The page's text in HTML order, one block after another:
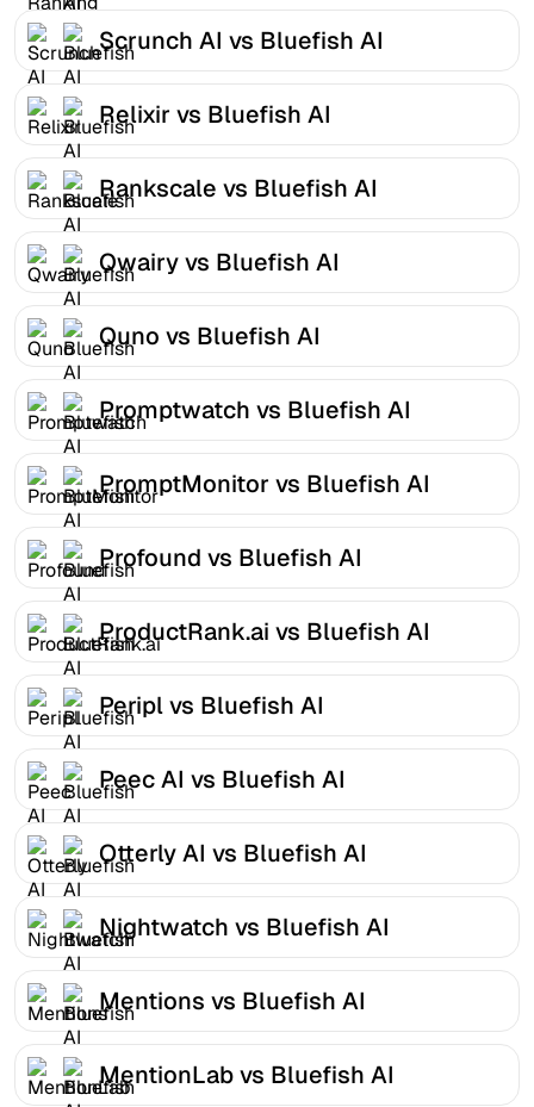
Scrunch AI vs Bluefish AI
Relixir vs Bluefish AI
Rankscale vs Bluefish AI
Qwairy vs Bluefish AI
Quno vs Bluefish AI
Promptwatch vs Bluefish AI
PromptMonitor vs Bluefish AI
Profound vs Bluefish AI
ProductRank.ai vs Bluefish AI
Peripl vs Bluefish AI
Peec AI vs Bluefish AI
Otterly AI vs Bluefish AI
Nightwatch vs Bluefish AI
Mentions vs Bluefish AI
MentionLab vs Bluefish AI